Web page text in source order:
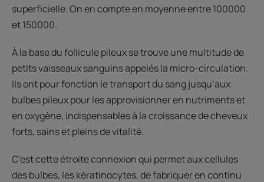
superficielle. On en compte en moyenne entre 100000
et 150000.
À la base du follicule pileux se trouve une multitude de
petits vaisseaux sanguins appelés la micro-circulation.
Ils ont pour fonction le transport du sang jusqu’aux
bulbes pileux pour les approvisionner en nutriments et
en oxygène, indispensables à la croissance de cheveux
forts, sains et pleins de vitalité.
C’est cette étroite connexion qui permet aux cellules
des bulbes, les kératinocytes, de fabriquer en continu